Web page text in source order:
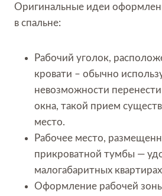
Оригинальные идеи
в спальне:
Рабочий уголок,
кровати – обычно
невозможности
окна, такой прием
место.
Рабочее место,
прикроватной тумбы —
малогабаритных
Оформление рабочей